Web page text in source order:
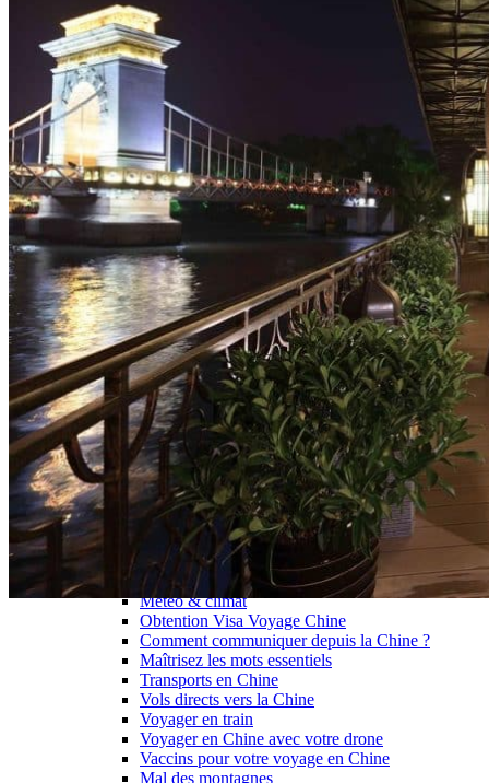
Nature et grands paysages
Famille et enfants
Trekking et aventure
Luxe et exception
Où et quand partir ?
Printemps
Eté
Automne
Hiver
Infos pratiques
Notre agence
Notre agence en Chine
Réseau Asian Roads
Garanties et engagements Asian Roads
Avis de nos voyageurs
Voyages d’affaires en Chine
Voyage scolaire et culturel en Chine
La Chine & ses secrets
Présentation de la Chine
Cuisines de Chine
Les Minorités Ethniques Chinoises
Fêtes traditionnelles & vacances en Chine
Les signes astrologiques Chinois
Les plus belles montagnes de Chine
Les plus belles balades de Chine
La Chine vue du ciel
Visiter la Chine pour voir le monde
Les langues en Chine : une étonnante diversité
Préparer son voyage en Chine
Notre sélection d’hôtels en Chine
Météo & climat
Obtention Visa Voyage Chine
Comment communiquer depuis la Chine ?
Maîtrisez les mots essentiels
Transports en Chine
Vols directs vers la Chine
Voyager en train
Voyager en Chine avec votre drone
Vaccins pour votre voyage en Chine
Mal des montagnes